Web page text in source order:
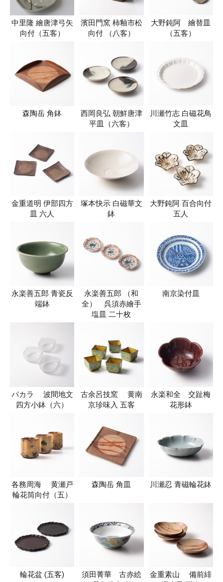
中里隆 繪唐津弓矢
向付（五客）
濱田門窯 柿釉市松
向付 （八客）
大野鈍阿 繪替皿
（五客）
森陶岳 角鉢
西岡良弘 朝鮮唐津
平皿（六客）
川瀬竹志 白磁花鳥
文皿
金重道明 伊部四方
皿 六人
塚本快示 白磁華文
鉢
大野鈍阿 百合向付
五人
永楽善五郎 青瓷反
端鉢
永楽善五郎 （和
全） 呉須赤繪手
塩皿 二十枚
南京染付皿
バカラ 波間地文
四方小鉢（六）
古余呂技窯 黄南
京珍味入 五客
永楽和全 交趾梅
花形鉢
各務周海 黄瀬戸
輪花筒向付（五）
森陶岳 角皿 川瀬忍 青磁輪花鉢
輪花盆 (五客)
須田菁華 古赤絵
金重素山 備前緋